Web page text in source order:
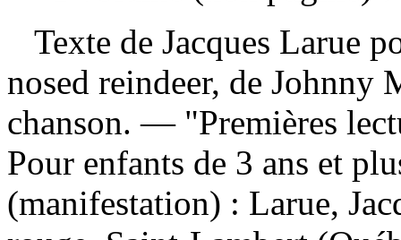
Texte de Jacques Larue
nosed reindeer, de Johnny
chanson. — "Premières
Pour enfants de 3 ans et
(manifestation) : Larue,